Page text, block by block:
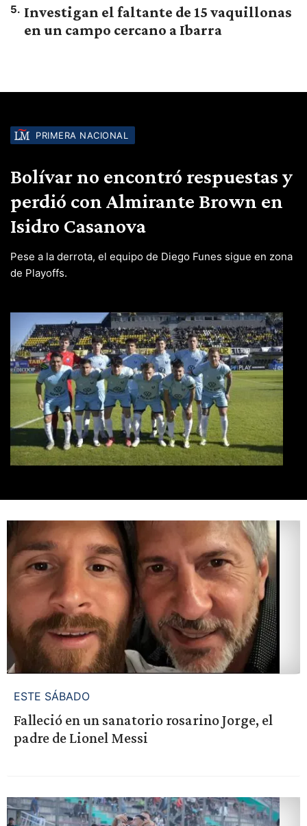
5. Investigan el faltante de 15 vaquillonas
en un campo cercano a Ibarra
PRIMERA NACIONAL
Bolívar no encontró respuestas y
perdió con Almirante Brown en
Isidro Casanova
Pese a la derrota, el equipo de Diego Funes sigue en zona
de Playoffs.
ESTE SÁBADO
Falleció en un sanatorio rosarino Jorge, el
padre de Lionel Messi